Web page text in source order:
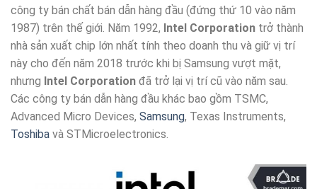
công ty bán chất bán dẫn hàng đầu (đứng thứ 10 vào năm
1987) trên thế giới. Năm 1992, Intel Corporation trở thành
nhà sản xuất chip lớn nhất tính theo doanh thu và giữ vị trí
này cho đến năm 2018 trước khi bị Samsung vượt mặt,
nhưng Intel Corporation đã trở lại vị trí cũ vào năm sau.
Các công ty bán dẫn hàng đầu khác bao gồm TSMC,
Advanced Micro Devices, Samsung, Texas Instruments,
Toshiba và STMicroelectronics.